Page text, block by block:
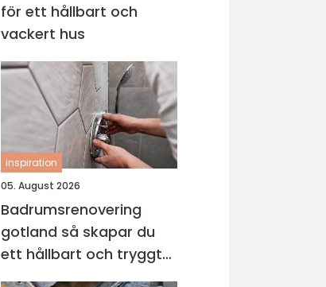
för ett hållbart och
vackert hus
inspiration
05. August 2026
Badrumsrenovering
gotland så skapar du
ett hållbart och tryggt
badrum